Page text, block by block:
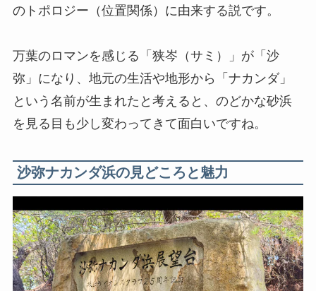
のトポロジー（位置関係）に由来する説です。
万葉のロマンを感じる「狭岑（サミ）」が「沙
弥」になり、地元の生活や地形から「ナカンダ」
という名前が生まれたと考えると、のどかな砂浜
を見る目も少し変わってきて面白いですね。
沙弥ナカンダ浜の見どころと魅力